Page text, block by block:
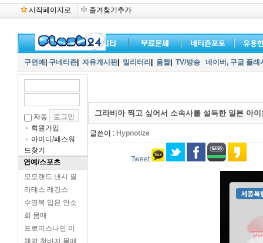
시작페이지로 즐겨찾기추가
구연예 구네티즌 자유게시판| 밀리터리 움짤| TV/방송 네이버, 구글 플
자동
회원가입
아이디/패스워
드찾기
연예/스포츠
모모랜드 낸시 필
라테스 레깅스
수영복 입은 안소
희 몸매
프로미스나인 이
채영 청바지 몸매
그라비아 찍고 싶어서 소속사를 설득한 일본 아이
글쓴이 : Hypnotize
Tweet